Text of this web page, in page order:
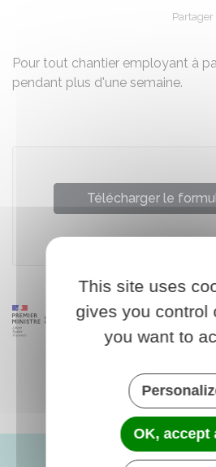
Partager
Pour tout chantier employant à
pendant plus d'une semaine.
Télécharger le
This site uses
gives you control
you want to
OK, accept